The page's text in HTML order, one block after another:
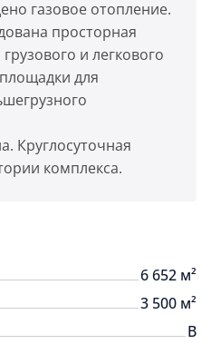
газовое отопление.
просторная
и легкового
для
Круглосуточная
комплекса.
6 652 м²
3 500 м²
B